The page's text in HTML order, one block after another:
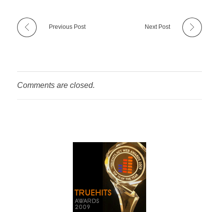
Previous Post Next Post
Comments are closed.